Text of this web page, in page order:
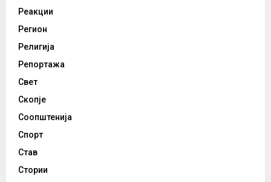
Реакции
Регион
Религија
Репортажа
Свет
Скопје
Соопштенија
Спорт
Став
Стории